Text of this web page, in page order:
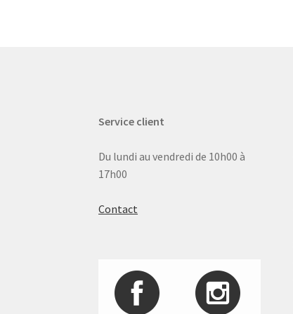
Service client
Du lundi au vendredi de 10h00 à
17h00
Contact